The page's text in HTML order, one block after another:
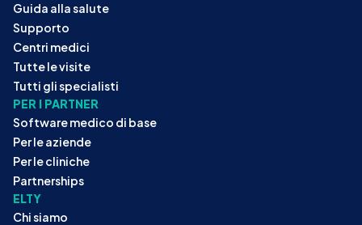
Guida alla salute
Supporto
Centri medici
Tutte le visite
Tutti gli specialisti
PER I PARTNER
Software medico di base
Per le aziende
Per le cliniche
Partnerships
ELTY
Chi siamo